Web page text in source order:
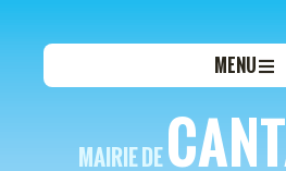
MENU
MAIRIE DE